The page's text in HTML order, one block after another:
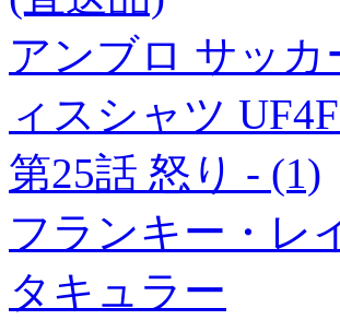
アンブロ サッ
ィスシャツ
第25話 怒り - (1)
フランキー・レ
タキュラー